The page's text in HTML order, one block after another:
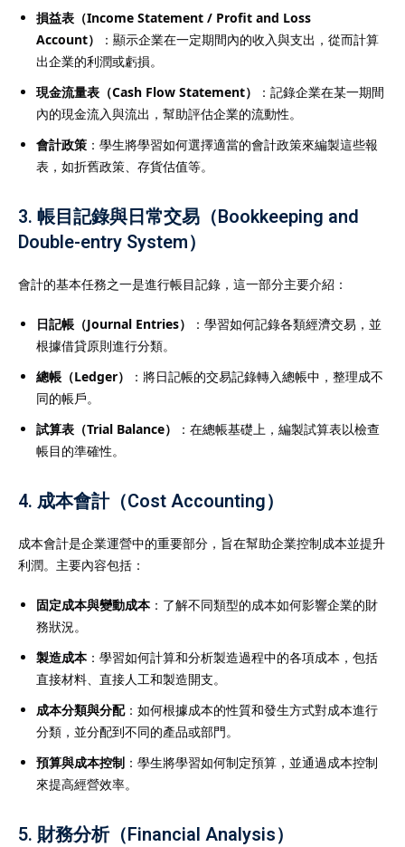
損益表（Income Statement / Profit and Loss
Account）
：顯示企業在一定期間內的收入與支出，從而計算
出企業的利潤或虧損。
現金流量表（Cash Flow Statement）
：記錄企業在某一期間
內的現金流入與流出，幫助評估企業的流動性。
會計政策 ：學生將學習如何選擇適當的會計政策來編製這些報
表，如折舊政策、存貨估值等。
3. 帳目記錄與日常交易（Bookkeeping and
Double-entry System）
會計的基本任務之一是進行帳目記錄，這一部分主要介紹：
日記帳（Journal Entries）
：學習如何記錄各類經濟交易，並
根據借貸原則進行分類。
總帳（Ledger）
：將日記帳的交易記錄轉入總帳中，整理成不
同的帳戶。
試算表（Trial Balance）
：在總帳基礎上，編製試算表以檢查
帳目的準確性。
4. 成本會計（Cost Accounting）
成本會計是企業運營中的重要部分，旨在幫助企業控制成本並提升
利潤。主要內容包括：
固定成本與變動成本：了解不同類型的成本如何影響企業的財
務狀況。
製造成本：學習如何計算和分析製造過程中的各項成本，包括
直接材料、直接人工和製造開支。
成本分類與分配：如何根據成本的性質和發生方式對成本進行
分類，並分配到不同的產品或部門。
預算與成本控制 ：學生將學習如何制定預算，並通過成本控制
來提高經營效率。
5. 財務分析（Financial Analysis）